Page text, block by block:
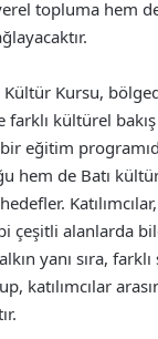
topluma hem
Kültür Kursu,
kültürel bakış
eğitim
hem de Batı
çeşitli alanlarda
yanı sıra,
katılımcılar